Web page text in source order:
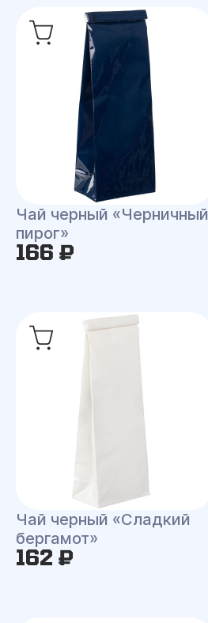
Чай черный «Черничный
пирог»
166 ₽
Чай черный «Сладкий
бергамот»
162 ₽